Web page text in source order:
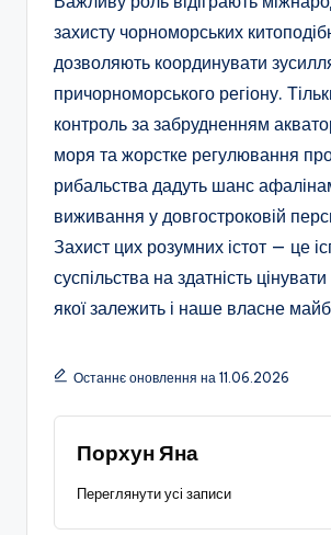
захисту чорноморських
дозволяють координувати
причорноморського регіону.
контроль за забрудненням
моря та жорстке регулювання
рибальства дадуть шанс
виживання у довгостроковій
Захист цих розумних істот — це
суспільства на здатність
якої залежить і наше власне
Останнє оновлення на 11.06.2026
Порхун Яна
Переглянути усі записи